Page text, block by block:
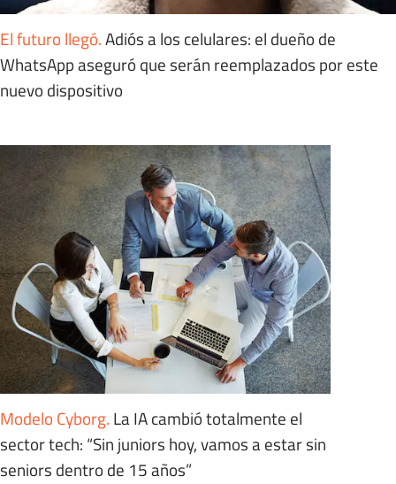
El futuro llegó.Adiós a los celulares: el dueño de
WhatsApp aseguró que serán reemplazados por este
nuevo dispositivo
Modelo Cyborg. La IA cambió totalmente el
sector tech: “Sin juniors hoy, vamos a estar sin
seniors dentro de 15 años”